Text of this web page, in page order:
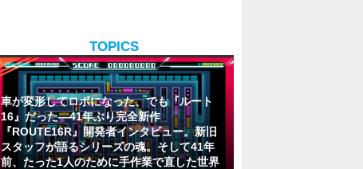
TOPICS
車が変形してロボになった、でも『ルート
16』だった―41年ぶり完全新作
『ROUTE16R』開発者インタビュー。新旧
スタッフが語るシリーズの魂。そして41年
前、たった1人のために手作業で直した世界